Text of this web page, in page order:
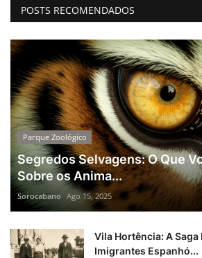
POSTS RECOMENDADOS
Parque Zoológico
Segredos Selvagens: O Que
Sobre os Anima...
Sorocabano Ago 15, 2025
Vila Hortência: A
Imigrantes Espanhó...